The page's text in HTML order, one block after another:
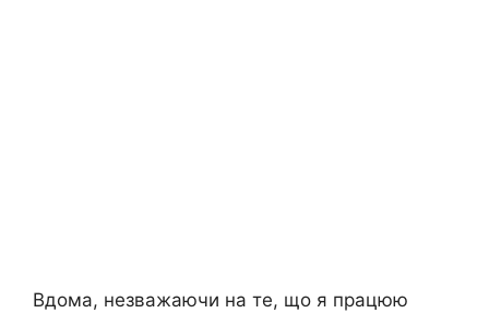
Вдома, незважаючи на те, що я працюю